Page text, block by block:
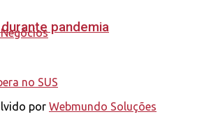
pandemia
por Webmundo Soluções